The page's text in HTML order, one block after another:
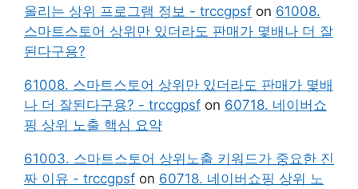
올리는 상위 프로그램 정보 - trccgpsf on 61008.
스마트스토어 상위만 있더라도 판매가 몇배나 더 잘
된다구용?
61008. 스마트스토어 상위만 있더라도 판매가 몇배
나 더 잘된다구용? - trccgpsf on 60718. 네이버쇼
핑 상위 노출 핵심 요약
61003. 스마트스토어 상위노출 키워드가 중요한 진
짜 이유 - trccgpsf on 60718. 네이버쇼핑 상위 노